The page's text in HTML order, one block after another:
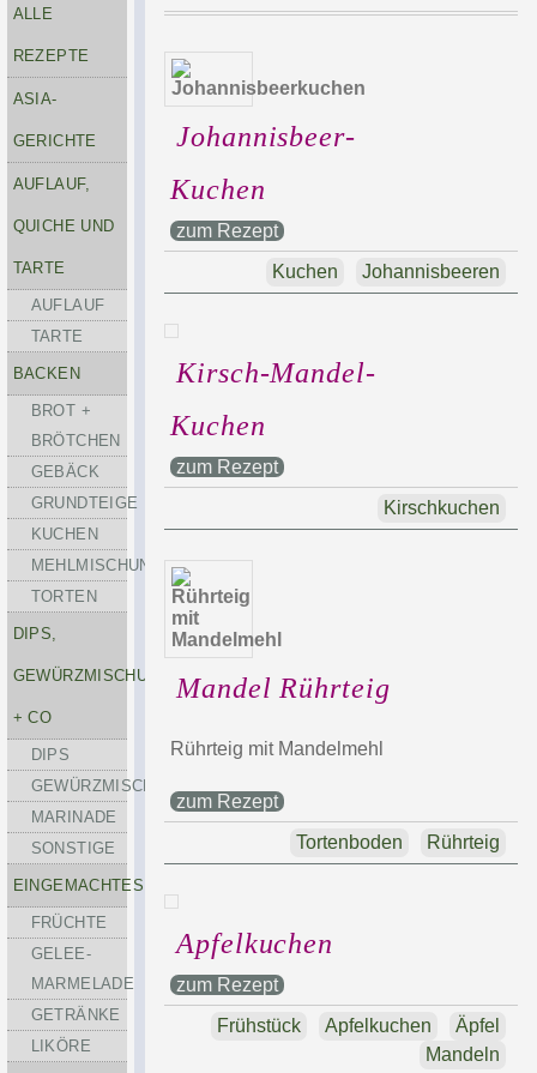
ALLE
REZEPTE
ASIA-
GERICHTE
AUFLAUF,
QUICHE UND
TARTE
AUFLAUF
TARTE
BACKEN
BROT +
BRÖTCHEN
GEBÄCK
GRUNDTEIGE
KUCHEN
MEHLMISCHUNGEN
TORTEN
DIPS,
GEWÜRZMISCHUNGEN
+ CO
DIPS
GEWÜRZMISCHUNGEN
MARINADE
SONSTIGE
EINGEMACHTES
FRÜCHTE
GELEE-
MARMELADE
GETRÄNKE
LIKÖRE
Johannisbeer-
Kuchen
zum Rezept
Johannisbeeren
Kuchen
Kirsch-Mandel-
Kuchen
zum Rezept
Kirschkuchen
Mandel Rührteig
Rührteig mit Mandelmehl
zum Rezept
Rührteig
Tortenboden
Apfelkuchen
zum Rezept
Äpfel
Apfelkuchen
Frühstück
Mandeln